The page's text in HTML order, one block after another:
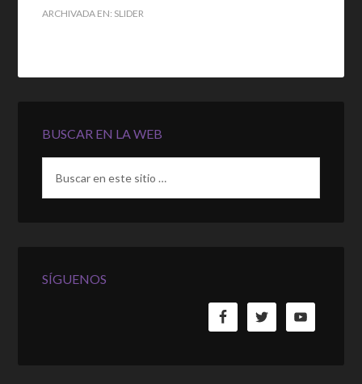
ARCHIVADA EN: SLIDER
BUSCAR EN LA WEB
SÍGUENOS